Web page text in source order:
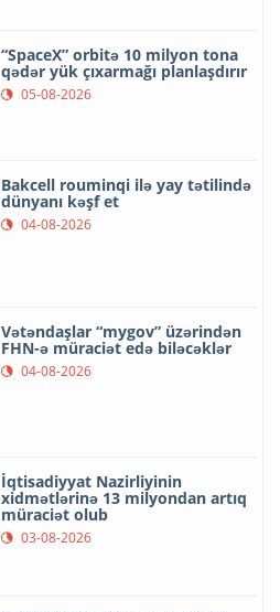
“SpaceX” orbitə 10 milyon tona
qədər yük çıxarmağı planlaşdırır
05-08-2026
Bakcell rouminqi ilə yay tətilində
dünyanı kəşf et
04-08-2026
Vətəndaşlar “mygov” üzərindən
FHN-ə müraciət edə biləcəklər
04-08-2026
İqtisadiyyat Nazirliyinin
xidmətlərinə 13 milyondan artıq
müraciət olub
03-08-2026